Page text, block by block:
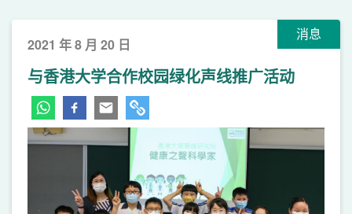
消息
2021 年 8 月 20 日
与香港大学合作校园绿化声线推广活动